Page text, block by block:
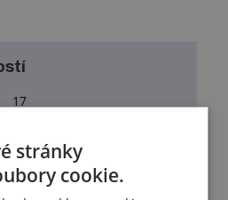
17
17 mm
40
stránky
cookie.